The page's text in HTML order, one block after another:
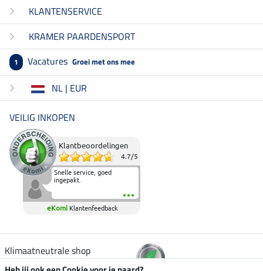
KLANTENSERVICE
KRAMER PAARDENSPORT
1 Vacatures Groei met ons mee
NL | EUR
VEILIG INKOPEN
Klantbeoordelingen
4.7/5
Snelle service, goed
ingepakt.
eKomi Klantenfeedback
Klimaatneutrale shop